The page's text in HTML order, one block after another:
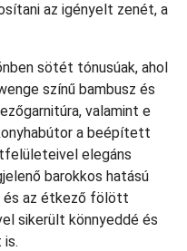
az igényelt zenét, a
sötét tónusúak, ahol
színű bambusz és
valamint e
a beépített
elegáns
barokkos hatású
és az étkező fölött
sikerült könnyeddé és